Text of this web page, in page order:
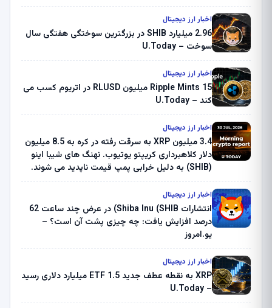
اخبار ارز دیجیتال
2.96 میلیارد SHIB در بزرگترین سوختگی هفتگی سال
سوخت – U.Today
اخبار ارز دیجیتال
Ripple Mints 15 میلیون RLUSD در اتریوم کسب می
کند – U.Today
اخبار ارز دیجیتال
3.4 میلیون XRP به سرقت رفته در کره به 8.5 میلیون
دلار کلاهبرداری کریپتو یوتیوب. نهنگ های شیبا اینو
(SHIB) به دلیل خرابی پمپ قیمت ناپدید می شوند.
ثبت کرد – گزارش کریپتو صبح – U.Today
اخبار ارز دیجیتال
انتشارات Shiba Inu (SHIB) در عرض چند ساعت 62
درصد افزایش یافت: چه چیزی پشت آن است؟ –
یو.امروز
اخبار ارز دیجیتال
XRP به نقطه عطف جدید ETF 1.5 میلیارد دلاری رسید
– U.Today